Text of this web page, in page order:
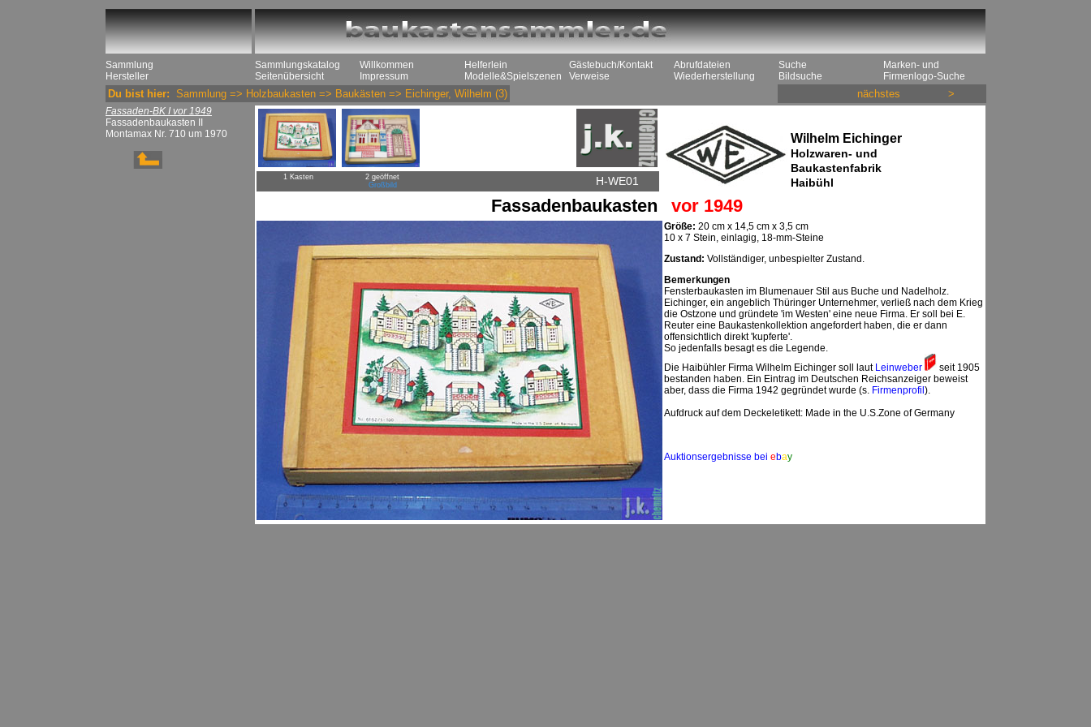
Sammlung
Hersteller
Sammlungskatalog
Seitenübersicht
Willkommen
Impressum
Helferlein
Modelle&Spielszenen
Gästebuch/Kontakt
Verweise
Abrufdateien
Wiederherstellung
Suche
Bildsuche
Marken- und
Firmenlogo-Suche
Du bist hier: Sammlung => Holzbaukasten => Baukästen => Eichinger, Wilhelm (3) nächstes >
Fassaden-BK I vor 1949
Fassadenbaukasten II
Montamax Nr. 710 um 1970
1 Kasten
2 geöffnet
Großbild
H-WE01
Wilhelm Eichinger
Holzwaren- und
Baukastenfabrik
Haibühl
Fassadenbaukasten vor 1949
Größe: 20 cm x 14,5 cm x 3,5 cm
10 x 7 Stein, einlagig, 18-mm-Steine
Zustand: Vollständiger, unbespielter Zustand.
Bemerkungen
Fensterbaukasten im Blumenauer Stil aus Buche und Nadelholz.
Eichinger, ein angeblich Thüringer Unternehmer, verließ nach dem Krieg
die Ostzone und gründete 'im Westen' eine neue Firma. Er soll bei E.
Reuter eine Baukastenkollektion angefordert haben, die er dann
offensichtlich direkt 'kupferte'.
So jedenfalls besagt es die Legende.
Die Haibühler Firma Wilhelm Eichinger soll laut Leinweber
seit 1905
bestanden haben. Ein Eintrag im Deutschen Reichsanzeiger beweist
aber, dass die Firma 1942 gegründet wurde (s. Firmenprofil ).
Aufdruck auf dem Deckeletikett: Made in the U.S.Zone of Germany
Auktionsergebnisse bei ebay